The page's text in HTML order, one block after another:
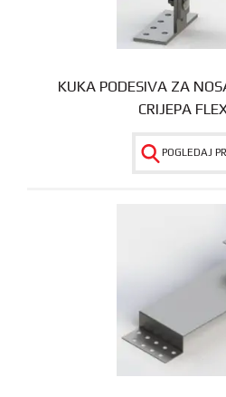
KUKA PODESIVA ZA
CRIJEPA
POGLEDAJ